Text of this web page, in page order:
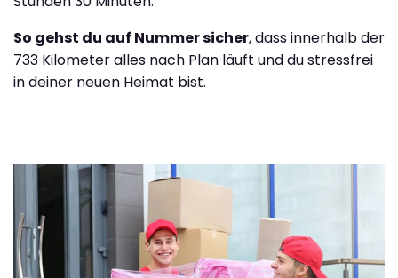
So gehst du auf Nummer sicher, dass innerhalb der
733 Kilometer alles nach Plan läuft und du stressfrei
in deiner neuen Heimat bist.